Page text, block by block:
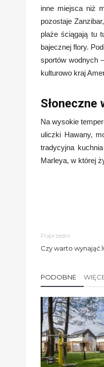
inne miejsca niż
pozostaje
plaże ściągają tu
bajecznej flory.
sportów wodnych
kulturowo kraj
Na wysokie
uliczki Hawany,
tradycyjna
Marleya, w której
Poprzedni
Czy warto wynająć
PODOBNE